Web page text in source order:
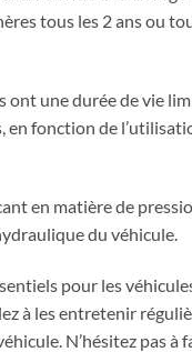
tous les 2 ans ou
une durée de vie
en fonction de
en matière de
du véhicule.
pour les
à les entretenir
N’hésitez pas à